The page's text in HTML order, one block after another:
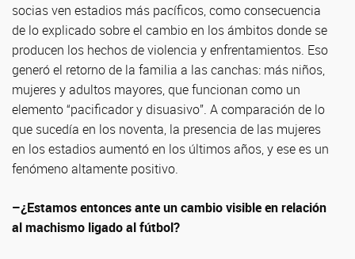
socias ven estadios más pacíficos, como consecuencia
de lo explicado sobre el cambio en los ámbitos donde se
producen los hechos de violencia y enfrentamientos. Eso
generó el retorno de la familia a las canchas: más niños,
mujeres y adultos mayores, que funcionan como un
elemento “pacificador y disuasivo”. A comparación de lo
que sucedía en los noventa, la presencia de las mujeres
en los estadios aumentó en los últimos años, y ese es un
fenómeno altamente positivo.
–¿Estamos entonces ante un cambio visible en relación
al machismo ligado al fútbol?